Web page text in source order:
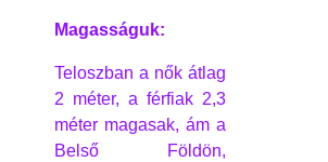
Magasságuk:
Teloszban a nők átlag
2 méter, a férfiak 2,3
méter magasak, ám a
Belső Földön,